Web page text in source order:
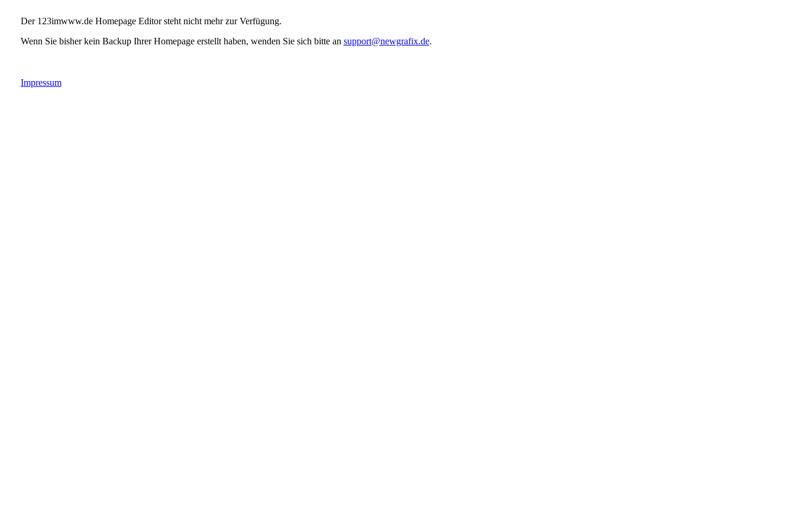
Der 123imwww.de Homepage Editor steht nicht mehr zur Verfügung.
Wenn Sie bisher kein Backup Ihrer Homepage erstellt haben, wenden Sie sich bitte an support@newgrafix.de.
Impressum